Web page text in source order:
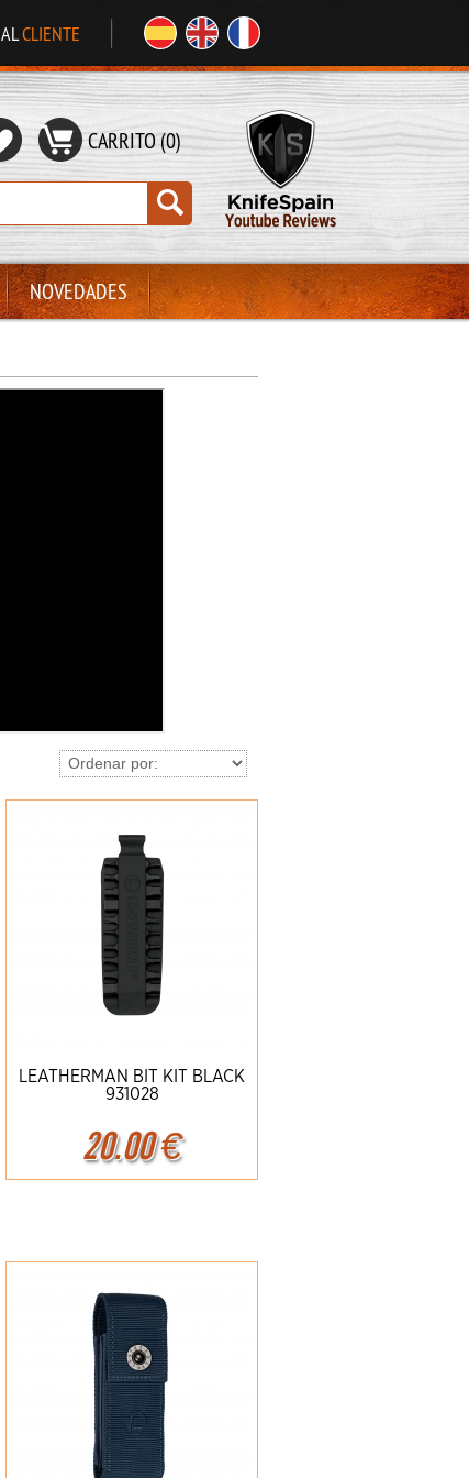
CLIENTE
CARRITO (0)
NOVEDADES
LEATHERMAN BIT KIT BLACK
931028
20.00€
Ampliar Detalles